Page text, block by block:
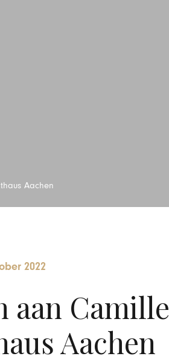
Aachen
2022
aan Camille
Aachen